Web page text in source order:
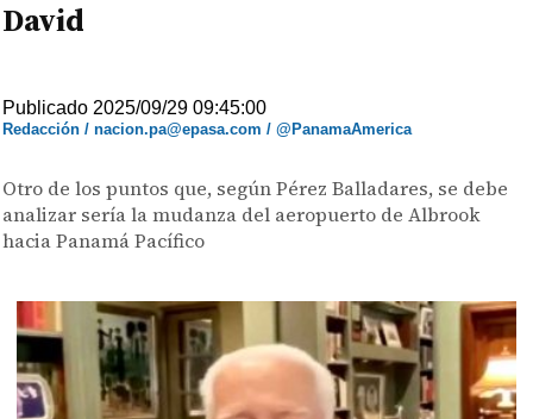
David
Publicado 2025/09/29 09:45:00
Redacción / nacion.pa@epasa.com / @PanamaAmerica
Otro de los puntos que, según Pérez Balladares, se debe
analizar sería la mudanza del aeropuerto de Albrook
hacia Panamá Pacífico